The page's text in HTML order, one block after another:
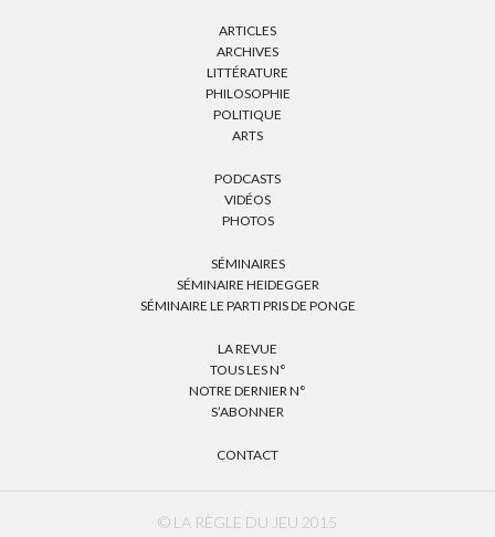
ARTICLES
ARCHIVES
LITTÉRATURE
PHILOSOPHIE
POLITIQUE
ARTS
PODCASTS
VIDÉOS
PHOTOS
SÉMINAIRES
SÉMINAIRE HEIDEGGER
SÉMINAIRE LE PARTI PRIS DE PONGE
LA REVUE
TOUS LES N°
NOTRE DERNIER N°
S’ABONNER
CONTACT
© LA RÈGLE DU JEU 2015